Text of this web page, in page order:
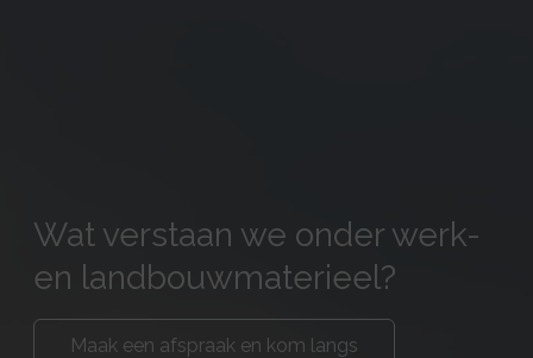
Wat verstaan we onder werk-
en landbouwmaterieel?
Maak een afspraak en kom langs